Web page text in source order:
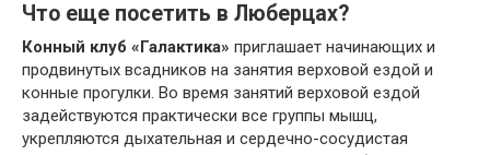
Что еще посетить в Люберцах?
Конный клуб «Галактика» приглашает начинающих и
продвинутых всадников на занятия верховой ездой и
конные прогулки. Во время занятий верховой ездой
задействуются практически все группы мышц,
укрепляются дыхательная и сердечно-сосудистая